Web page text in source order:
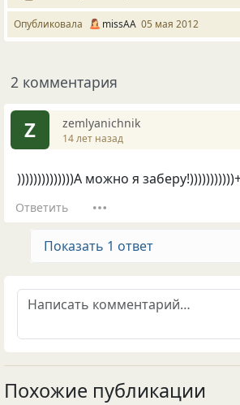
Опубликовала missAA 05 мая 2012
2 комментария
Z zemlyanichnik
14 лет назад
))))))))))))))А можно я
Ответить
Показать 1 ответ
Похожие публикации